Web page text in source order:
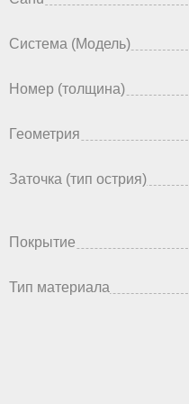
Система (Модель)
Номер (толщина)
Геометрия
Заточка (тип острия)
Покрытие
Тип материала